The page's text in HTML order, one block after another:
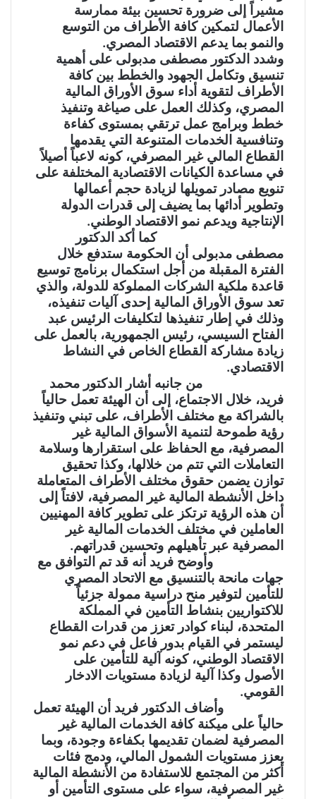
مشيراً إلى ضرورة تحسين بيئة ممارسة
الأعمال لتمكين كافة الأطراف من التوسع
والنمو بما يدعم الاقتصاد المصري.
وشدد الدكتور مصطفى مدبولى على أهمية
تنسيق وتكامل الجهود والخطط بين كافة
الأطراف لتقوية أداء سوق الأوراق المالية
المصري، وكذلك العمل على صياغة وتنفيذ
خطط وبرامج عمل ترتقي بمستوى كفاءة
وتنافسية الخدمات المتنوعة التي يقدمها
القطاع المالي غير المصرفي، كونه لاعباً أصيلاً
في مساعدة الكيانات الاقتصادية المختلفة على
تنويع مصادر تمويلها لزيادة حجم أعمالها
وتطوير أدائها بما يضيف إلى قدرات الدولة
الإنتاجية ويدعم نمو الاقتصاد الوطني.
كما أكد الدكتور
مصطفى مدبولى أن الحكومة ستدفع خلال
الفترة المقبلة من أجل استكمال برنامج توسيع
قاعدة ملكية الشركات المملوكة للدولة، والذي
تعد سوق الأوراق المالية إحدى آليات تنفيذه،
وذلك في إطار تنفيذها لتكليفات الرئيس عبد
الفتاح السيسي، رئيس الجمهورية، بالعمل على
زيادة مشاركة القطاع الخاص في النشاط
الاقتصادي.
من جانبه أشار الدكتور محمد
فريد، خلال الاجتماع، إلى أن الهيئة تعمل حالياً
بالشراكة مع مختلف الأطراف، على تبني وتنفيذ
رؤية طموحة لتنمية الأسواق المالية غير
المصرفية، مع الحفاظ على استقرارها وسلامة
التعاملات التي تتم من خلالها، وكذا تحقيق
توازن يضمن حقوق مختلف الأطراف المتعاملة
داخل الأنشطة المالية غير المصرفية، لافتاً إلى
أن هذه الرؤية ترتكز على تطوير كافة المهنيين
العاملين في مختلف الخدمات المالية غير
المصرفية عبر تأهيلهم وتحسين قدراتهم.
وأوضح فريد أنه قد تم التوافق مع
جهات مانحة بالتنسيق مع الاتحاد المصري
للتأمين لتوفير منح دراسية ممولة جزئياً
للاكتواريين بنشاط التأمين في المملكة
المتحدة، لبناء كوادر تعزز من قدرات القطاع
ليستمر في القيام بدور فاعل في دعم نمو
الاقتصاد الوطني، كونه آلية للتأمين على
الأصول وكذا آلية لزيادة مستويات الادخار
القومي.
وأضاف الدكتور فريد أن الهيئة تعمل
حالياً على ميكنة كافة الخدمات المالية غير
المصرفية لضمان تقديمها بكفاءة وجودة، وبما
يعزز مستويات الشمول المالي، ودمج فئات
أكثر من المجتمع للاستفادة من الأنشطة المالية
غير المصرفية، سواء على مستوى التأمين أو